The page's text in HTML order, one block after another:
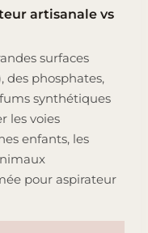
artisanale vs
surfaces
des phosphates,
synthétiques
les voies
enfants, les
pour aspirateur